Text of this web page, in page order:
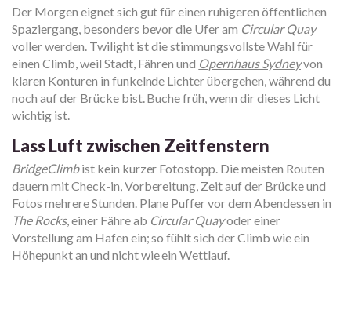
Der Morgen eignet sich gut für einen ruhigeren öffentlichen
Spaziergang, besonders bevor die Ufer am Circular Quay
voller werden. Twilight ist die stimmungsvollste Wahl für
einen Climb, weil Stadt, Fähren und Opernhaus Sydneyvon
klaren Konturen in funkelnde Lichter übergehen, während du
noch auf der Brücke bist. Buche früh, wenn dir dieses Licht
wichtig ist.
Lass Luft zwischen Zeitfenstern
BridgeClimbist kein kurzer Fotostopp. Die meisten Routen
dauern mit Check-in, Vorbereitung, Zeit auf der Brücke und
Fotos mehrere Stunden. Plane Puffer vor dem Abendessen in
The Rocks, einer Fähre ab Circular Quayoder einer
Vorstellung am Hafen ein; so fühlt sich der Climb wie ein
Höhepunkt an und nicht wie ein Wettlauf.